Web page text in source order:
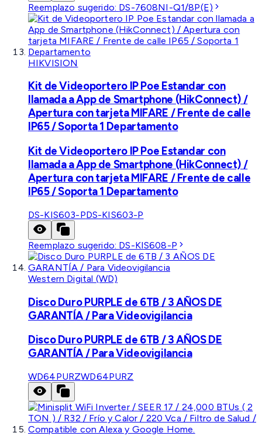
Reemplazo sugerido: DS-7608NI-Q1/8P(E)
HIKVISION
Kit de Videoportero IP Poe Estandar con
llamada a App de Smartphone (HikConnect) /
Apertura con tarjeta MIFARE / Frente de calle
IP65 / Soporta 1 Departamento
Kit de Videoportero IP Poe Estandar con
llamada a App de Smartphone (HikConnect) /
Apertura con tarjeta MIFARE / Frente de calle
IP65 / Soporta 1 Departamento
DS-KIS603-PDS-KIS603-P
Reemplazo sugerido: DS-KIS608-P
Western Digital (WD)
Disco Duro PURPLE de 6TB / 3 AÑOS DE
GARANTÍA / Para Videovigilancia
Disco Duro PURPLE de 6TB / 3 AÑOS DE
GARANTÍA / Para Videovigilancia
WD64PURZWD64PURZ